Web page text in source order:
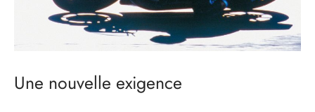
Une nouvelle exigence